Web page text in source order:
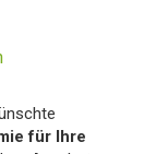
für Ihre